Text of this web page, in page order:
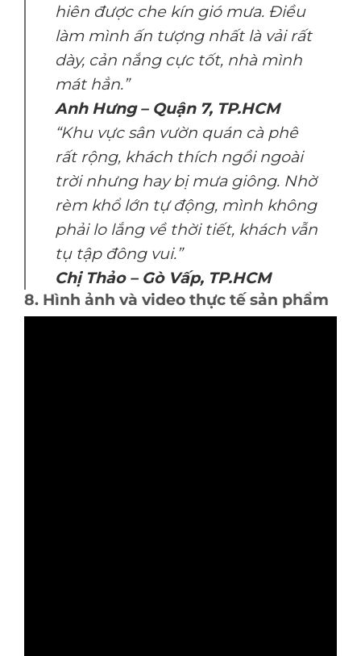
hiên được che kín gió mưa. Điều
làm mình ấn tượng nhất là vải rất
dày, cản nắng cực tốt, nhà mình
mát hẳn.”
Anh Hưng – Quận 7, TP.HCM
“Khu vực sân vườn quán cà phê
rất rộng, khách thích ngồi ngoài
trời nhưng hay bị mưa giông. Nhờ
rèm khổ lớn tự động, mình không
phải lo lắng về thời tiết, khách vẫn
tụ tập đông vui.”
Chị Thảo – Gò Vấp, TP.HCM
8. Hình ảnh và video thực tế sản phẩm